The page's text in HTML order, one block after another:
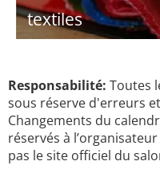
textiles
Responsabilité: Toutes
sous réserve d'erreurs
Changements du
réservés à
pas le site officiel du